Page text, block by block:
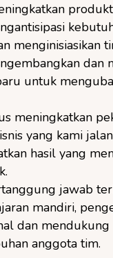
menginisiasikan
dan
untuk
meningkatkan
yang kami
hasil yang
jawab
mandiri,
dan mendukung
anggota tim.